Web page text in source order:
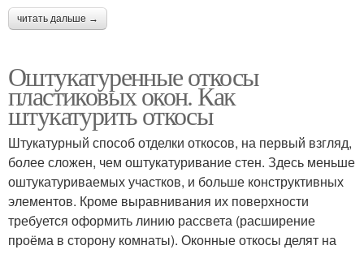
читать дальше →
Оштукатуренные откосы
пластиковых окон. Как
штукатурить откосы
Штукатурный способ отделки откосов, на первый взгляд,
более сложен, чем оштукатуривание стен. Здесь меньше
оштукатуриваемых участков, и больше конструктивных
элементов. Кроме выравнивания их поверхности
требуется оформить линию рассвета (расширение
проёма в сторону комнаты). Оконные откосы делят на